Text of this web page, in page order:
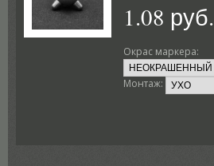
1.08 руб.
Окрас маркера:
Монтаж: